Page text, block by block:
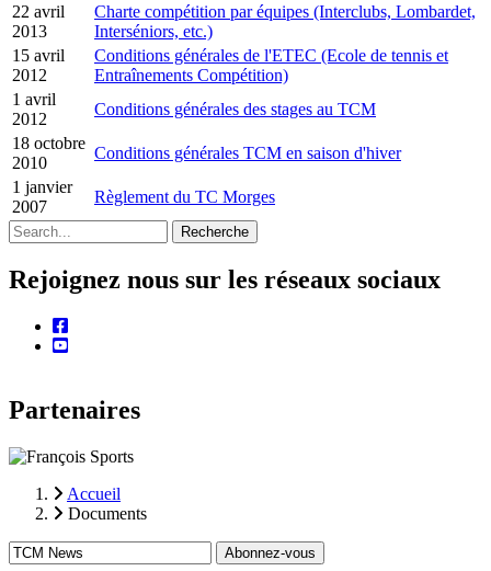
22 avril
2013
Charte compétition par équipes (Interclubs, Lombardet,
Interséniors, etc.)
15 avril
2012
Conditions générales de l'ETEC (Ecole de tennis et
Entraînements Compétition)
1 avril
2012
Conditions générales des stages au TCM
18 octobre
2010
Conditions générales TCM en saison d'hiver
1 janvier
2007
Règlement du TC Morges
Recherche
Rejoignez nous sur les réseaux sociaux
facebook
youtube
Partenaires
Fil
d'Ariane
Accueil
Documents